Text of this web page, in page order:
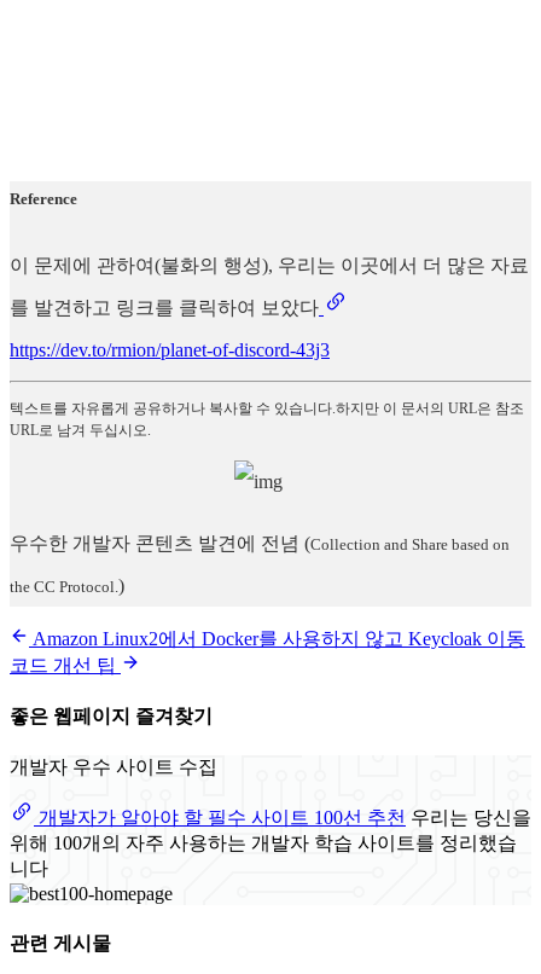
Reference
이 문제에 관하여(불화의 행성), 우리는 이곳에서 더 많은 자료
를 발견하고 링크를 클릭하여 보았다
https://dev.to/rmion/planet-of-discord-43j3
텍스트를 자유롭게 공유하거나 복사할 수 있습니다.하지만 이 문서의 URL은 참조
URL로 남겨 두십시오.
우수한 개발자 콘텐츠 발견에 전념 (Collection and Share based on
the CC Protocol. )
Amazon Linux2에서 Docker를 사용하지 않고 Keycloak 이동
코드 개선 팁
좋은 웹페이지 즐겨찾기
개발자 우수 사이트 수집
개발자가 알아야 할 필수 사이트 100선 추천 우리는 당신을
위해 100개의 자주 사용하는 개발자 학습 사이트를 정리했습
니다
관련 게시물